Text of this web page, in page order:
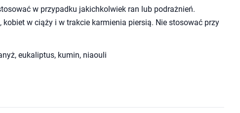
w przypadku jakichkolwiek ran lub podrażnień.
kobiet w ciąży i w trakcie karmienia piersią. Nie stosować przy
eukaliptus, kumin, niaouli